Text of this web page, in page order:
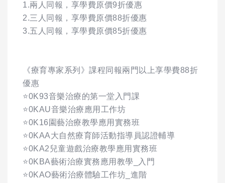
1.兩人同報，享學費原價9折優惠
2.三人同報，享學費原價88折優惠
3.五人同報，享學費原價85折優惠
《療育專家系列》課程同報兩門以上享學費88折
優惠
⭐0K93音樂治療的第一堂入門課
⭐0KAU音樂治療應用工作坊
⭐0K16園藝治療教學應用實務班
⭐0KAA大自然療育師活動指導員認證輔導
⭐0KA2兒童遊戲治療教學應用實務班
⭐0KBA藝術治療實務應用教學_入門
⭐0KAO藝術治療體驗工作坊_進階